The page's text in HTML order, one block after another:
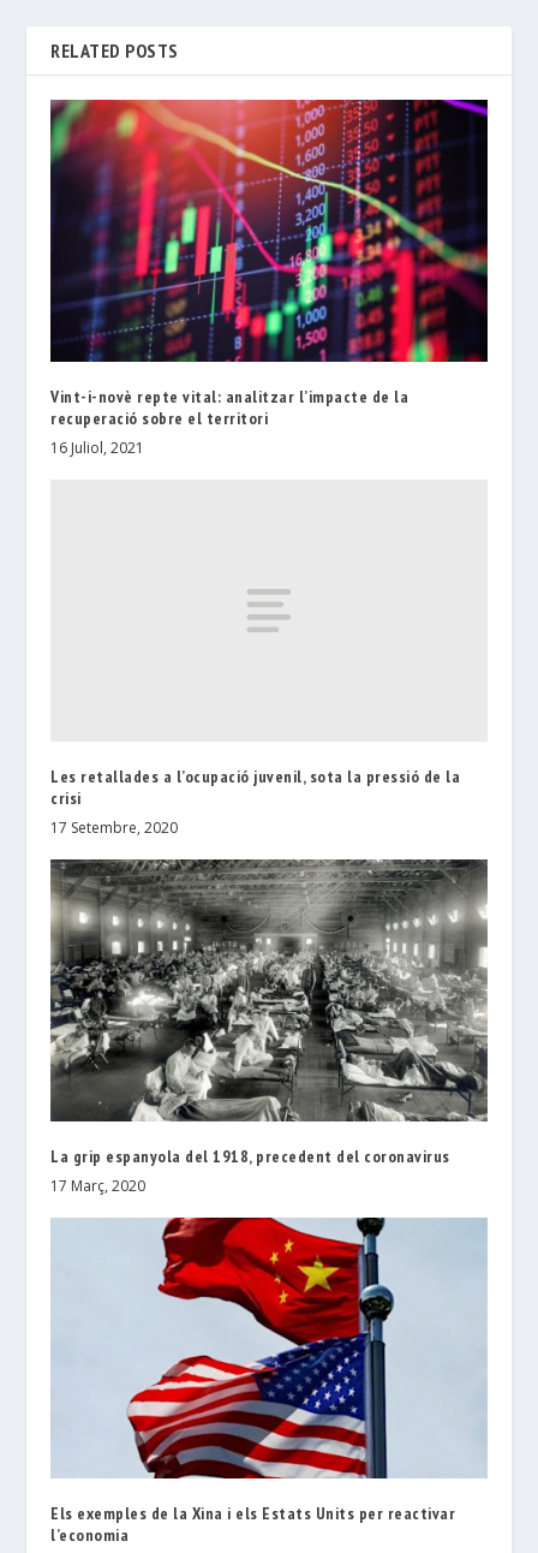
RELATED POSTS
Vint-i-novè repte vital: analitzar l’impacte de la
recuperació sobre el territori
16 Juliol, 2021
Les retallades a l’ocupació juvenil, sota la pressió de la
crisi
17 Setembre, 2020
La grip espanyola del 1918, precedent del coronavirus
17 Març, 2020
Els exemples de la Xina i els Estats Units per reactivar
l’economia